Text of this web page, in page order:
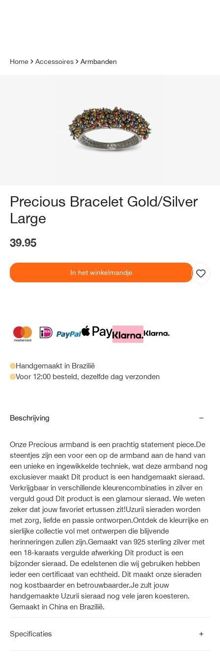
Home Accessoires Armbanden
Precious Bracelet Gold/Silver
Large
39.95
In het winkelmandje
Handgemaakt in Brazilië
Voor 12:00 besteld, dezelfde dag verzonden
Beschrijving
Onze Precious armband is een prachtig statement piece.De
steentjes zijn een voor een op de armband aan de hand van
een unieke en ingewikkelde techniek, wat deze armband nog
exclusiever maakt Dit product is een handgemaakt sieraad.
Verkrijgbaar in verschillende kleurencombinaties in zilver en
verguld goud Dit product is een glamour sieraad. We weten
zeker dat jouw favoriet ertussen zit!Uzurii sieraden worden
met zorg, liefde en passie ontworpen.Ontdek de kleurrijke en
sierlijke collectie vol met ontwerpen die blijvende
herinneringen zullen zijn.Gemaakt van 925 sterling zilver met
een 18-karaats vergulde afwerking Dit product is een
bijzonder sieraad. De edelstenen die wij gebruiken hebben
ieder een certificaat van echtheid. Dit maakt onze sieraden
nog kostbaarder en betrouwbaarder.Je zult jouw
handgemaakte Uzurii sieraad nog vele jaren koesteren.
Gemaakt in China en Brazilië.
Specificaties